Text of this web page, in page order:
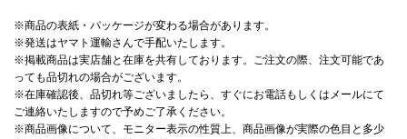
※商品の表紙・パッケージが変わる場合があります。
※発送はヤマト運輸さんで手配いたします。
※掲載商品は実店舗と在庫を共有しております。ご注文の際、注文可能であ
っても品切れの場合がございます。
※在庫確認後、品切れ等ございましたら、すぐにお電話もしくはメールにて
ご連絡いたしますので予めご了承ください。
※商品画像について、モニター表示の性質上、商品画像が実際の色目と多少